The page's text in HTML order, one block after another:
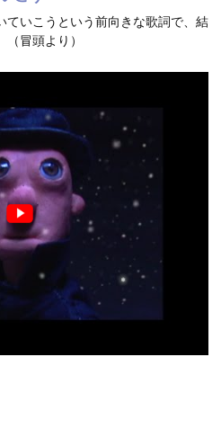
ていこうという前向きな歌詞で、結
冒頭より）